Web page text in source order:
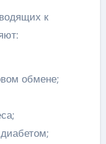
к
обмене;